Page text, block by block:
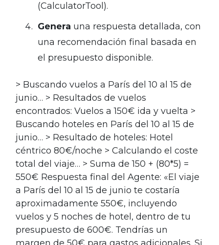
(CalculatorTool).
Genera una respuesta detallada, con
una recomendación final basada en
el presupuesto disponible.
> Buscando vuelos a París del 10 al 15 de
junio… > Resultados de vuelos
encontrados: Vuelos a 150€ ida y vuelta >
Buscando hoteles en París del 10 al 15 de
junio… > Resultado de hoteles: Hotel
céntrico 80€/noche > Calculando el coste
total del viaje… > Suma de 150 + (80*5) =
550€ Respuesta final del Agente: «El viaje
a París del 10 al 15 de junio te costaría
aproximadamente 550€, incluyendo
vuelos y 5 noches de hotel, dentro de tu
presupuesto de 600€. Tendrías un